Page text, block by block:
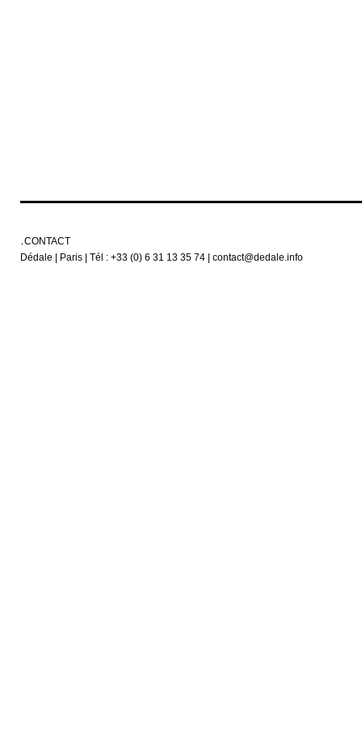
CONTACT
Dédale | Paris | Tél : +33 (0) 6 31 13 35 74 | contact@dedale.info